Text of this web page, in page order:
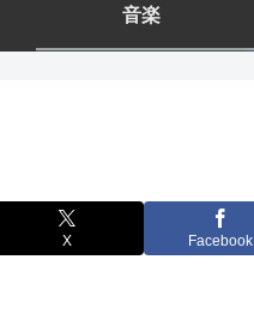
音楽
X Facebook